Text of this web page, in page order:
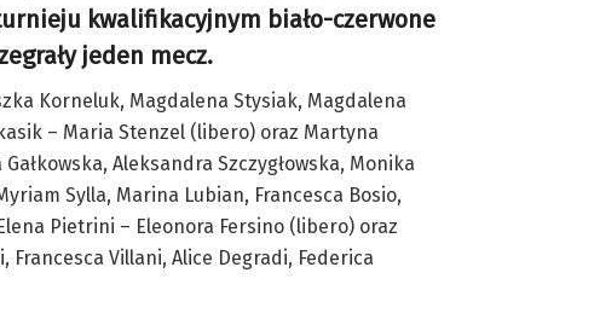
kwalifikacyjnym biało-czerwone
jeden mecz.
Korneluk, Magdalena Stysiak, Magdalena
– Maria Stenzel (libero) oraz Martyna
Aleksandra Szczygłowska, Monika
Sylla, Marina Lubian, Francesca Bosio,
Pietrini – Eleonora Fersino (libero) oraz
Francesca Villani, Alice Degradi, Federica